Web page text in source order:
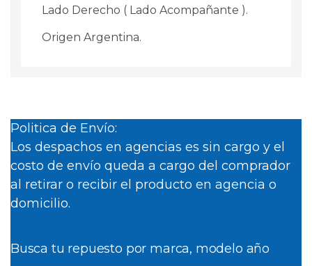
Lado Derecho ( Lado Acompañante ).
Origen Argentina.
Politica de Envío:
Los despachos en agencias es sin cargo y el
costo de envío queda a cargo del comprador
al retirar o recibir el producto en agencia o
domicilio.
Busca tu repuesto por marca, modelo año